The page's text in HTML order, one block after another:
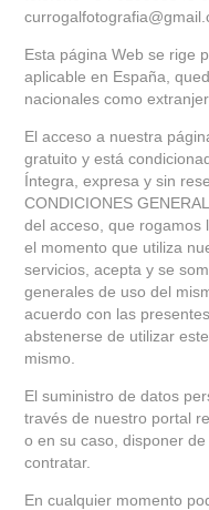
Esta página Web se rige
aplicable en España,
nacionales como
El acceso a nuestra
gratuito y está
Íntegra, expresa y sin
CONDICIONES
del acceso, que rogamos
el momento que utiliza
servicios, acepta y se
generales de uso del
acuerdo con las
abstenerse de utilizar
mismo.
El suministro de datos
través de nuestro portal
o en su caso, disponer
contratar.
En cualquier momento